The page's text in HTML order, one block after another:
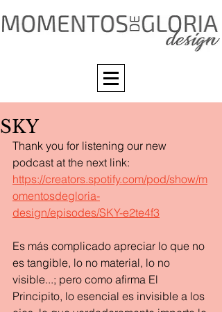
SKY
Thank you for listening our new
podcast at the next link:
https://creators.spotify.com/pod/show/m
omentosdegloria-
design/episodes/SKY-e2te4f3
Es más complicado apreciar lo que no
es tangible, lo no material, lo no
visible...; pero como afirma El
Principito, lo esencial es invisible a los